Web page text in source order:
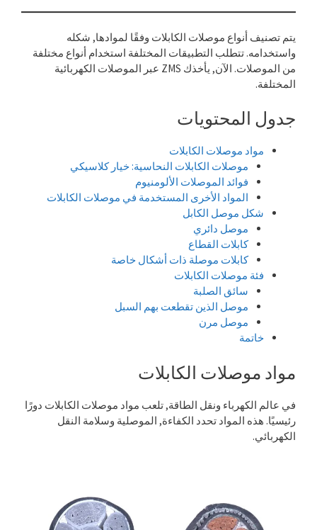
يتم تصنيف أنواع موصلات الكابلات وفقًا لموادها, شكله
واستخدامه. تتطلب التطبيقات المختلفة استخدام أنواع مختلفة
من الموصلات. الآن, يأخذك ZMS عبر الموصلات الكهربائية
المختلفة.
جدول المحتويات
مواد موصلات الكابلات
موصلات الكابلات النحاسية: خيار كلاسيكي
فوائد الموصلات الألومنيوم
المواد الأخرى المستخدمة في موصلات الكابلات
شكل موصل الكابل
موصل دائري
كابلات القطاع
كابلات موصلة ذات أشكال خاصة
فئة موصلات الكابلات
سائق الصلبة
موصل الذين تقطعت بهم السبل
موصل مرن
خاتمة
مواد موصلات الكابلات
في عالم الكهرباء ونقل الطاقة, تلعب مواد موصلات الكابلات دورًا
رئيسيًا. هذه المواد تحدد الكفاءة, الموصلية وسلامة النقل
الكهربائي.